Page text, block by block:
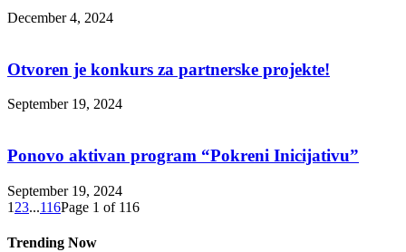
December 4, 2024
Otvoren je konkurs za partnerske projekte!
September 19, 2024
Ponovo aktivan program “Pokreni Inicijativu”
September 19, 2024
1 23...116Page 1 of 116
Trending Now